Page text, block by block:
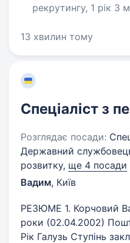
рекрутингу, 1 рік 3
13 хвилин тому
Спеціаліст з
Розглядає посади:
Державний
розвитку, ще 4 посади
Вадим, Київ
РЕЗЮМЕ 1. Корчовий
роки (02.04.2002)
Рік Галузь Ступінь